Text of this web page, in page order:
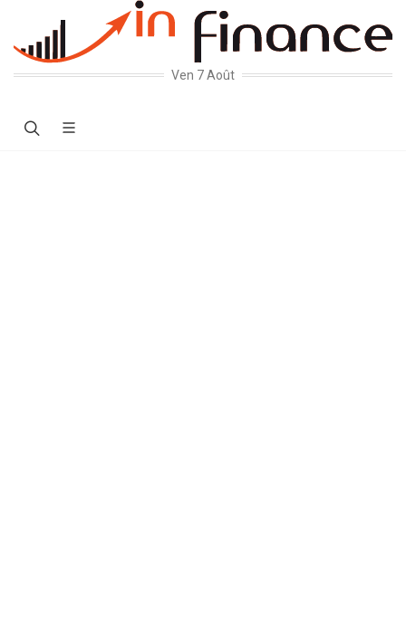
Ven 7 Août